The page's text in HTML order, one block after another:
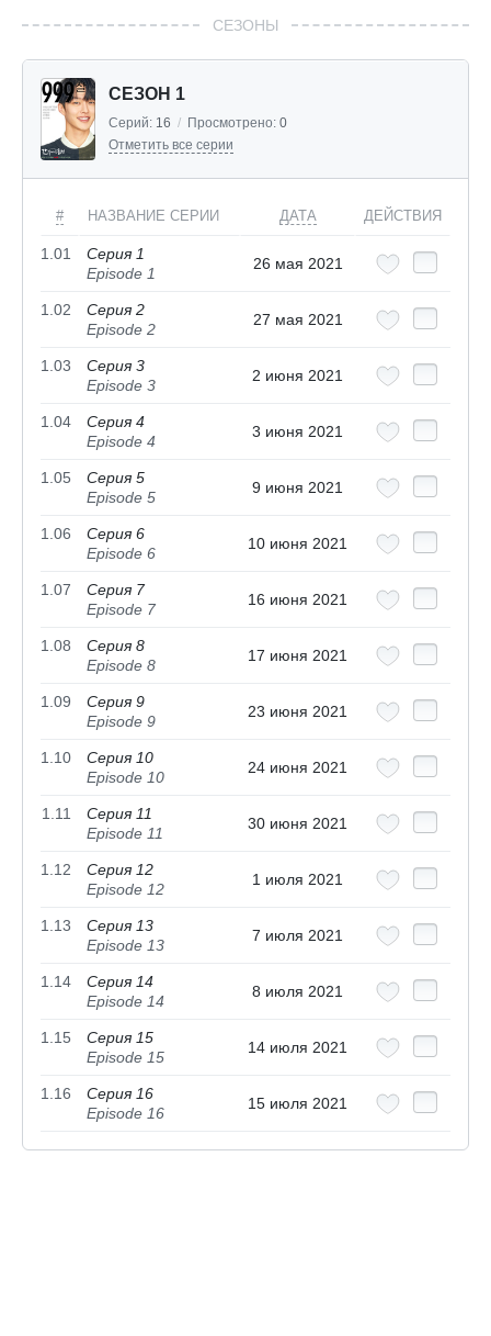
СЕЗОНЫ
СЕЗОН 1
Серий: 16 / Просмотрено: 0
Отметить все серии
# НАЗВАНИЕ СЕРИИ ДАТА ДЕЙСТВИЯ
1.01
Серия 1
Episode 1
26 мая 2021
1.02
Серия 2
Episode 2
27 мая 2021
1.03
Серия 3
Episode 3
2 июня 2021
1.04
Серия 4
Episode 4
3 июня 2021
1.05
Серия 5
Episode 5
9 июня 2021
1.06
Серия 6
Episode 6
10 июня 2021
1.07
Серия 7
Episode 7
16 июня 2021
1.08
Серия 8
Episode 8
17 июня 2021
1.09
Серия 9
Episode 9
23 июня 2021
1.10
Серия 10
Episode 10
24 июня 2021
1.11
Серия 11
Episode 11
30 июня 2021
1.12
Серия 12
Episode 12
1 июля 2021
1.13
Серия 13
Episode 13
7 июля 2021
1.14
Серия 14
Episode 14
8 июля 2021
1.15
Серия 15
Episode 15
14 июля 2021
1.16
Серия 16
Episode 16
15 июля 2021